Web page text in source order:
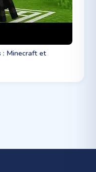
: Minecraft et